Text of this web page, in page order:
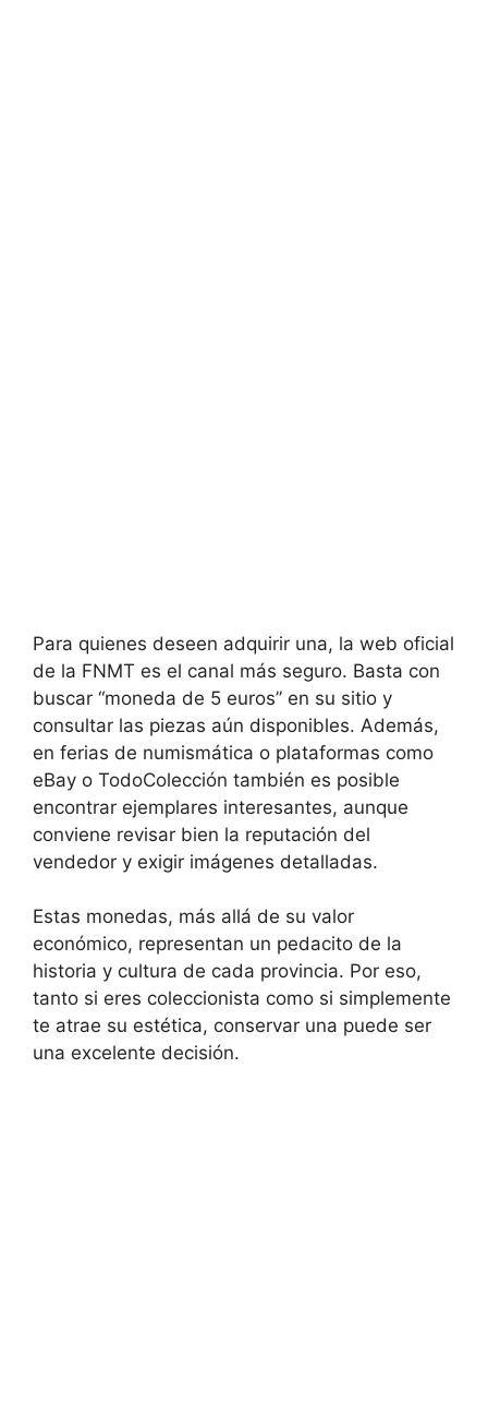
Para quienes deseen adquirir una, la web oficial
de la FNMT es el canal más seguro. Basta con
buscar “moneda de 5 euros” en su sitio y
consultar las piezas aún disponibles. Además,
en ferias de numismática o plataformas como
eBay o TodoColección también es posible
encontrar ejemplares interesantes, aunque
conviene revisar bien la reputación del
vendedor y exigir imágenes detalladas.
Estas monedas, más allá de su valor
económico, representan un pedacito de la
historia y cultura de cada provincia. Por eso,
tanto si eres coleccionista como si simplemente
te atrae su estética, conservar una puede ser
una excelente decisión.